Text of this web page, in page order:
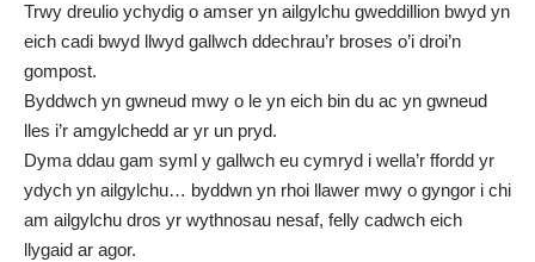
Trwy dreulio ychydig o amser yn ailgylchu gweddillion bwyd yn
eich cadi bwyd llwyd gallwch ddechrau’r broses o’i droi’n
gompost.
Byddwch yn gwneud mwy o le yn eich bin du ac yn gwneud
lles i’r amgylchedd ar yr un pryd.
Dyma ddau gam syml y gallwch eu cymryd i wella’r ffordd yr
ydych yn ailgylchu… byddwn yn rhoi llawer mwy o gyngor i chi
am ailgylchu dros yr wythnosau nesaf, felly cadwch eich
llygaid ar agor.